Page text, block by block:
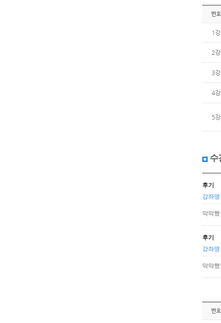
번호
1강
2강
3강
4강
5강
수
후기
강좌
막막
후기
강좌
막막
번호